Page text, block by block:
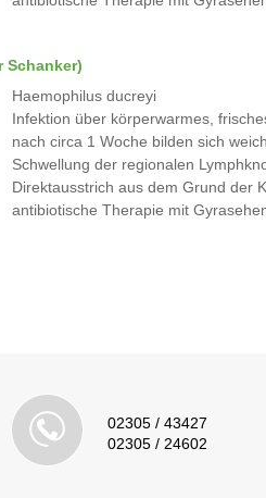
Schanker)
Haemophilus ducreyi
Infektion über körperwarmes,
nach circa 1 Woche bilden sich
Schwellung der regionalen
Direktausstrich aus dem Grund der
antibiotische Therapie mit
02305 / 43427
02305 / 24602